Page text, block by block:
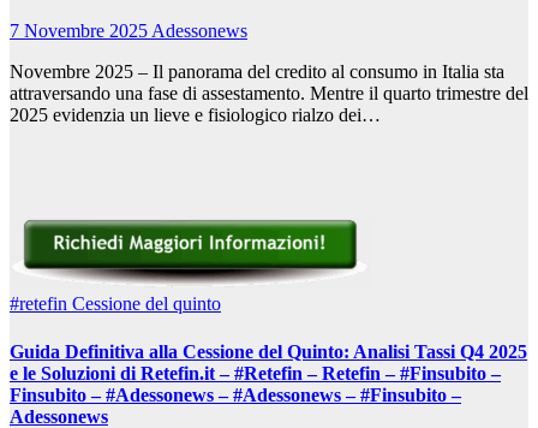
7 Novembre 2025Adessonews
Novembre 2025 – Il panorama del credito al consumo in Italia sta
attraversando una fase di assestamento. Mentre il quarto trimestre del
2025 evidenzia un lieve e fisiologico rialzo dei…
#retefin Cessione del quinto
Guida Definitiva alla Cessione del Quinto: Analisi Tassi Q4 2025
e le Soluzioni di Retefin.it – #Retefin – Retefin – #Finsubito –
Finsubito – #Adessonews – #Adessonews – #Finsubito –
Adessonews